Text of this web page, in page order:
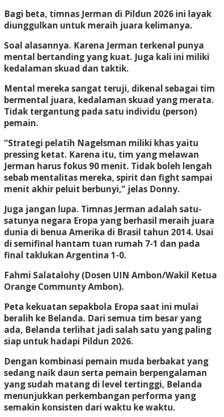
Bagi beta, timnas Jerman di Pildun 2026 ini layak
diunggulkan untuk meraih juara kelimanya.
Soal alasannya. Karena Jerman terkenal punya
mental bertanding yang kuat. Juga kali ini miliki
kedalaman skuad dan taktik.
Mental mereka sangat teruji, dikenal sebagai tim
bermental juara, kedalaman skuad yang merata.
Tidak tergantung pada satu individu (person)
pemain.
“Strategi pelatih Nagelsman miliki khas yaitu
pressing ketat. Karena itu, tim yang melawan
Jerman harus fokus 90 menit. Tidak boleh lengah
sebab mentalitas mereka, spirit dan fight sampai
menit akhir peluit berbunyi,” jelas Donny.
Juga jangan lupa. Timnas Jerman adalah satu-
satunya negara Eropa yang berhasil meraih juara
dunia di benua Amerika di Brasil tahun 2014. Usai
di semifinal hantam tuan rumah 7-1 dan pada
final taklukan Argentina 1-0.
Fahmi Salatalohy (Dosen UIN Ambon/Wakil Ketua
Orange Communty Ambon).
Peta kekuatan sepakbola Eropa saat ini mulai
beralih ke Belanda. Dari semua tim besar yang
ada, Belanda terlihat jadi salah satu yang paling
siap untuk hadapi Pildun 2026.
Dengan kombinasi pemain muda berbakat yang
sedang naik daun serta pemain berpengalaman
yang sudah matang di level tertinggi, Belanda
menunjukkan perkembangan performa yang
semakin konsisten dari waktu ke waktu.